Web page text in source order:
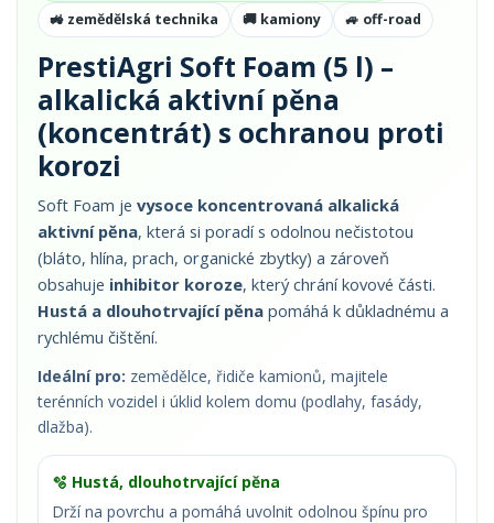
🚜 zemědělská technika 🚚 kamiony 🚙 off-road
PrestiAgri Soft Foam (5 l) –
alkalická aktivní pěna
(koncentrát) s ochranou proti
korozi
Soft Foam je vysoce koncentrovaná alkalická
aktivní pěna, která si poradí s odolnou nečistotou
(bláto, hlína, prach, organické zbytky) a zároveň
obsahuje inhibitor koroze, který chrání kovové části.
Hustá a dlouhotrvající pěna pomáhá k důkladnému a
rychlému čištění.
Ideální pro: zemědělce, řidiče kamionů, majitele
terénních vozidel i úklid kolem domu (podlahy, fasády,
dlažba).
🫧 Hustá, dlouhotrvající pěna
Drží na povrchu a pomáhá uvolnit odolnou špínu pro